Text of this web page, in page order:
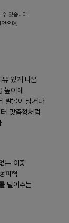
수 있습니다.
었으며,
유 있게 나온
높이에
발볼이 넓거나
맞춤형처럼
는 이중
피혁
덜어주는